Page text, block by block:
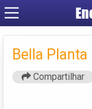
Bella Planta
Compartilhar